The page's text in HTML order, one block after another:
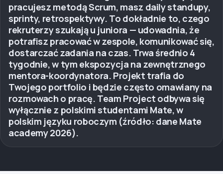
pracujesz metodą Scrum, masz daily standupy,
sprinty, retrospektywy. To dokładnie to, czego
rekruterzy szukają u juniora — udowadnia, że
potrafisz pracować w zespole, komunikować się,
dostarczać zadania na czas. Trwa średnio 4
tygodnie, w tym ekspozycja na zewnętrznego
mentora-koordynatora. Projekt trafia do
Twojego portfolio i będzie często omawiany na
rozmowach o pracę. Team Project odbywa się
wyłącznie z polskimi studentami Mate, w
polskim języku roboczym (źródło: dane Mate
academy 2026).